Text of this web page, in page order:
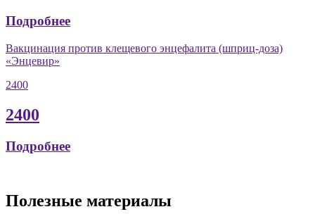
Подробнее
Вакцинация против клещевого энцефалита (шприц-доза)
«Энцевир»
2400
2400
Подробнее
Полезные материалы